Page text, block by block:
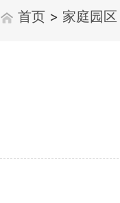
首页 > 家庭园区